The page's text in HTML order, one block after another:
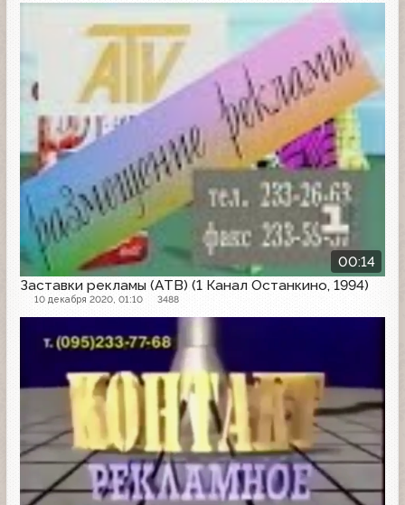
00:14
Заставки рекламы (АТВ) (1 Канал Останкино, 1994)
10 декабря 2020, 01:10 3488